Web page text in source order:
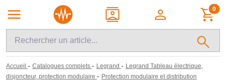
0
Accueil - Catalogues complets - Legrand - Legrand Tableau électrique,
disjoncteur, protection modulaire - Protection modulaire et distribution